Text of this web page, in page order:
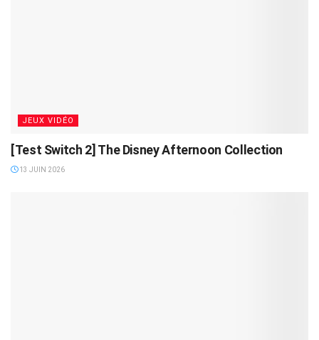
JEUX VIDÉO
[Test Switch 2] The Disney Afternoon Collection
13 JUIN 2026